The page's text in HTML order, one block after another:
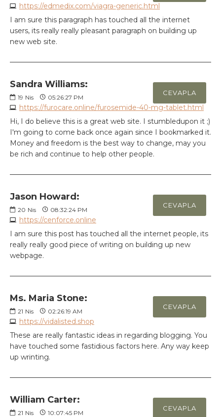
https://edmedix.com/viagra-generic.html
I am sure this paragraph has touched all the internet
users, its really really pleasant paragraph on building up
new web site.
Sandra Williams:
19 Nis 05:26:27 PM
https://furocare.online/furosemide-40-mg-tablet.html
CEVAPLA
Hi, I do believe this is a great web site. I stumbledupon it ;)
I'm going to come back once again since I bookmarked it.
Money and freedom is the best way to change, may you
be rich and continue to help other people.
Jason Howard:
20 Nis 08:32:24 PM
https://cenforce.online
CEVAPLA
I am sure this post has touched all the internet people, its
really really good piece of writing on building up new
webpage.
Ms. Maria Stone:
21 Nis 02:26:19 AM
https://vidalisted.shop
CEVAPLA
These are really fantastic ideas in regarding blogging. You
have touched some fastidious factors here. Any way keep
up wrinting.
William Carter:
21 Nis 10:07:45 PM
CEVAPLA